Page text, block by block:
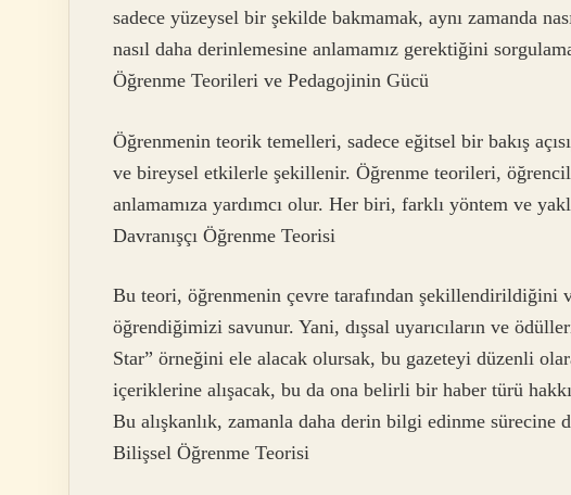
sadece yüzeysel bir şekilde bakmamak, aynı zamanda
nasıl daha derinlemesine anlamamız gerektiğini
Öğrenme Teorileri ve Pedagojinin Gücü
Öğrenmenin teorik temelleri, sadece eğitsel bir bakış
ve bireysel etkilerle şekillenir. Öğrenme teorileri,
anlamamıza yardımcı olur. Her biri, farklı yöntem ve
Davranışçı Öğrenme Teorisi
Bu teori, öğrenmenin çevre tarafından şekillendirildiğini
öğrendiğimizi savunur. Yani, dışsal uyarıcıların ve
Star” örneğini ele alacak olursak, bu gazeteyi düzenli
içeriklerine alışacak, bu da ona belirli bir haber türü
Bu alışkanlık, zamanla daha derin bilgi edinme sürecine
Bilişsel Öğrenme Teorisi